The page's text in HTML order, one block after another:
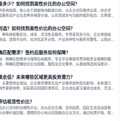
少？如何找到高性价比的办公空间？
系统指南。核心在于超越单纯租金比较，从企业实际需求出发，综合评
服务及产业生态等多维度价值，以实现成本与功能的挺好组合。文章提
活空间与共享配套以提升性价比，并通过不同规模企业的实际案例加
务商提供的稳定环境、社群活动与产业集聚等增值服务，是很大化空间
于许多在
？如何找到高性价比的办公空间？
需系统权衡区位、成本、灵活性及服务。市场呈现多元化，企业常面临
战。选择平台时，应评估其专业性、产品多样性与服务完整性。以德必
方案，通过特色园区、灵活产品和丰富配套，满足不同企业需求。企
择能支持长期发展、提升竞争力的办公空间。在上海寻找合适的办公
小企业主
配需求？签约后服务如何保障？
：精确匹配需求与保障后续服务。专业平台需提供贯穿租赁全周期的服
。精确匹配需结合企业规模、属性及文化需求，从基础筛选到深度对
、共享配套及专业物业的全周期保障体系。德必集团通过标准化服务
产业生态圈为企业提供稳定支持，体现了从信息撮合到深度服务的能
的过程中，
低？未来哪些区域更具投资潜力？
主要受供应增加、企业需求理性化及产业需求结构变化影响。未来潜力
市更新地带，如高新区和国际港务区。企业选址更注重综合成本、灵活
服务的办公空间。专业运营方通过空间优化与社群服务，助力企业成
方向发展。近年来，西安写字楼市场呈现出租金持续调整的态势，这
西部重要
租赁性价比？
办公空间的长期性价比。应从区位交通、空间品质、园区生态及运营管
长期价值回报。理想的办公地点应能融合企业文化，通过优质环境、配
实现成本与价值的平衡。对于许多正在成长或寻求稳定发展的企业而